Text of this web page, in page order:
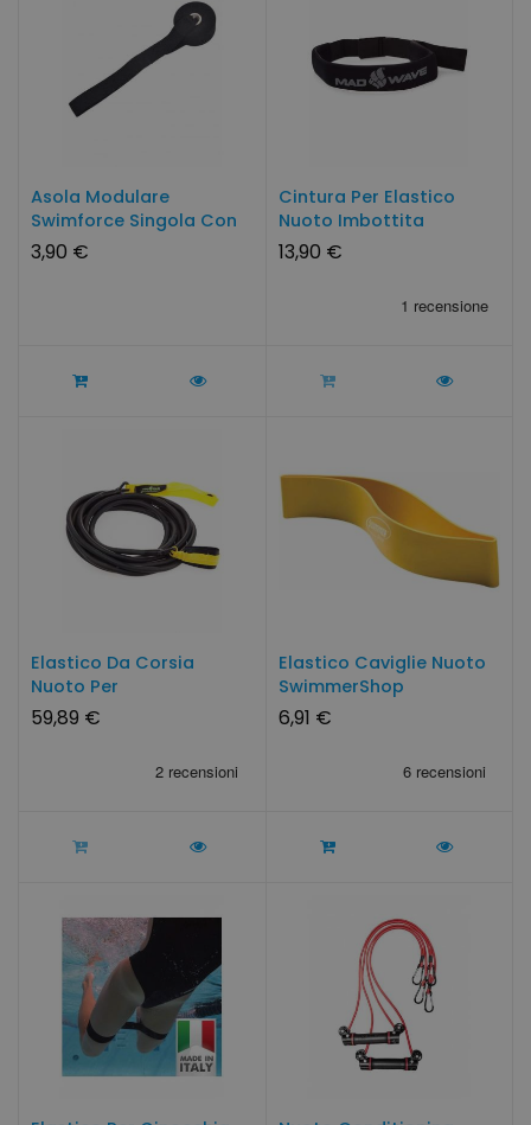
Asola Modulare
Swimforce Singola Con
Aggancio...
3,90 €
Cintura Per Elastico
Nuoto Imbottita
Neoprene
13,90 €
Elastico Da Corsia
Nuoto Per
Potenziamento
59,89 €
Elastico Caviglie Nuoto
SwimmerShop
6,91 €